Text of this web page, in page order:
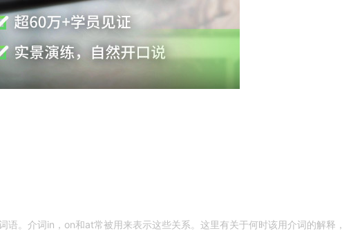
语。介词in，on和at常被用来表示这些关系。这里有关于何时该用介词的解释，